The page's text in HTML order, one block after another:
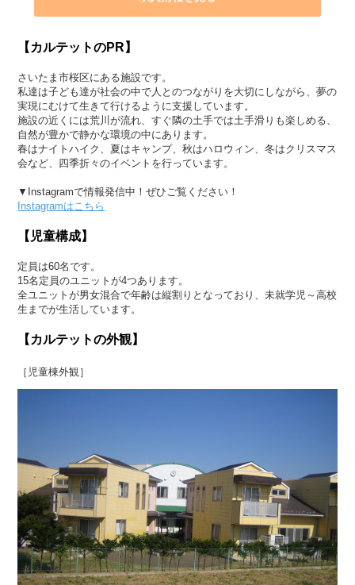
【カルテットのPR】
さいたま市桜区にある施設です。
私達は子ども達が社会の中で人とのつながりを大切にしながら、夢の
実現にむけて生きて行けるように支援しています。
施設の近くには荒川が流れ、すぐ隣の土手では土手滑りも楽しめる、
自然が豊かで静かな環境の中にあります。
春はナイトハイク、夏はキャンプ、秋はハロウィン、冬はクリスマス
会など、四季折々のイベントを行っています。
▼Instagramで情報発信中！ぜひご覧ください！
Instagramはこちら
【児童構成】
定員は60名です。
15名定員のユニットが4つあります。
全ユニットが男女混合で年齢は縦割りとなっており、未就学児～高校
生までが生活しています。
【カルテットの外観】
［児童棟外観］